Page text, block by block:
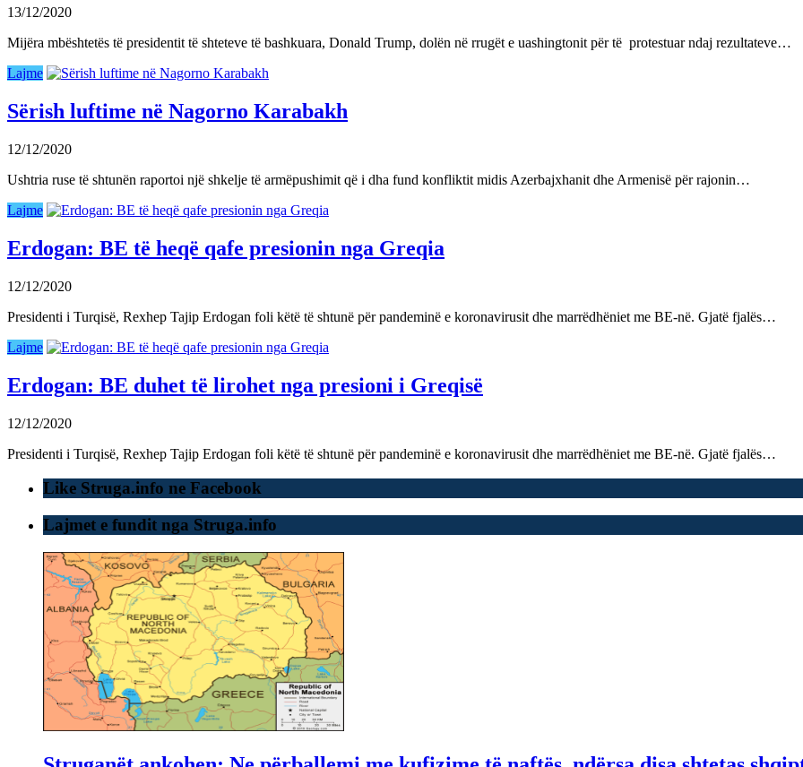
13/12/2020
Mijëra mbështetës të presidentit të shteteve të bashkuara, Donald Trump, dolën në rrugët e uashingtonit për të protestuar ndaj rezultateve…
Lajme
Sërish luftime në Nagorno Karabakh
12/12/2020
Ushtria ruse të shtunën raportoi një shkelje të armëpushimit që i dha fund konfliktit midis Azerbajxhanit dhe Armenisë për rajonin…
Lajme
Erdogan: BE të heqë qafe presionin nga Greqia
12/12/2020
Presidenti i Turqisë, Rexhep Tajip Erdogan foli këtë të shtunë për pandeminë e koronavirusit dhe marrëdhëniet me BE-në. Gjatë fjalës…
Lajme
Erdogan: BE duhet të lirohet nga presioni i Greqisë
12/12/2020
Presidenti i Turqisë, Rexhep Tajip Erdogan foli këtë të shtunë për pandeminë e koronavirusit dhe marrëdhëniet me BE-në. Gjatë fjalës…
Like Struga.info ne Facebook
Lajmet e fundit nga Struga.info